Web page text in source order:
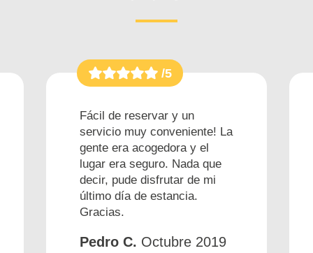
/5
Fácil de reservar y un
servicio muy conveniente! La
gente era acogedora y el
lugar era seguro. Nada que
decir, pude disfrutar de mi
último día de estancia.
Gracias.
Pedro C. Octubre 2019